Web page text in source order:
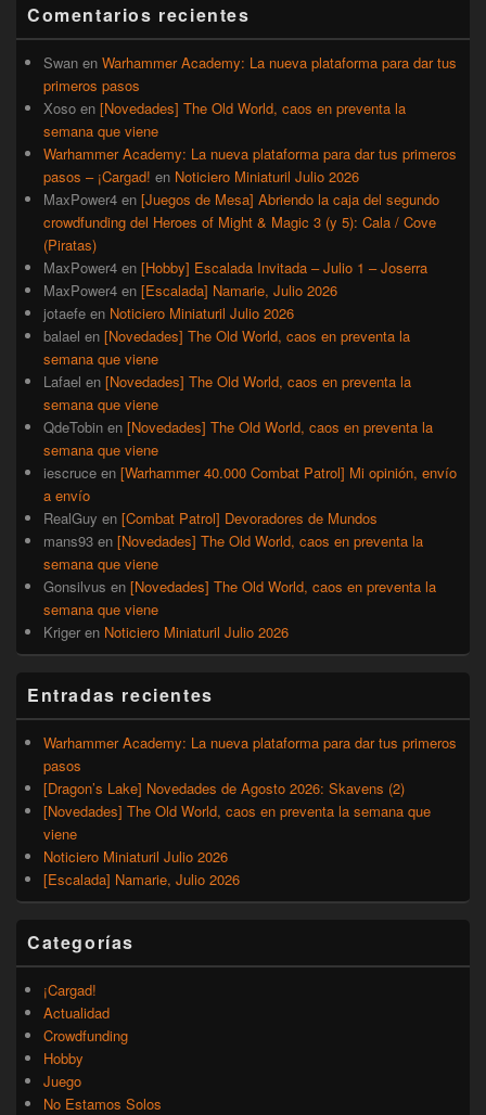
lateral
primaria
Comentarios recientes
Swan en Warhammer Academy: La nueva plataforma para dar tus
primeros pasos
Xoso en [Novedades] The Old World, caos en preventa la
semana que viene
Warhammer Academy: La nueva plataforma para dar tus primeros
pasos – ¡Cargad! en Noticiero Miniaturil Julio 2026
MaxPower4 en [Juegos de Mesa] Abriendo la caja del segundo
crowdfunding del Heroes of Might & Magic 3 (y 5): Cala / Cove
(Piratas)
MaxPower4 en [Hobby] Escalada Invitada – Julio 1 – Joserra
MaxPower4 en [Escalada] Namarie, Julio 2026
jotaefe en Noticiero Miniaturil Julio 2026
balael en [Novedades] The Old World, caos en preventa la
semana que viene
Lafael en [Novedades] The Old World, caos en preventa la
semana que viene
QdeTobin en [Novedades] The Old World, caos en preventa la
semana que viene
iescruce en [Warhammer 40.000 Combat Patrol] Mi opinión, envío
a envío
RealGuy en [Combat Patrol] Devoradores de Mundos
mans93 en [Novedades] The Old World, caos en preventa la
semana que viene
Gonsilvus en [Novedades] The Old World, caos en preventa la
semana que viene
Kriger en Noticiero Miniaturil Julio 2026
Entradas recientes
Warhammer Academy: La nueva plataforma para dar tus primeros
pasos
[Dragon’s Lake] Novedades de Agosto 2026: Skavens (2)
[Novedades] The Old World, caos en preventa la semana que
viene
Noticiero Miniaturil Julio 2026
[Escalada] Namarie, Julio 2026
Categorías
¡Cargad!
Actualidad
Crowdfunding
Hobby
Juego
No Estamos Solos